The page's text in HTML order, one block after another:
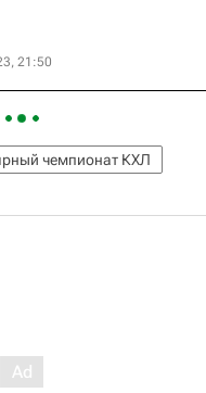
21:50
чемпионат КХЛ